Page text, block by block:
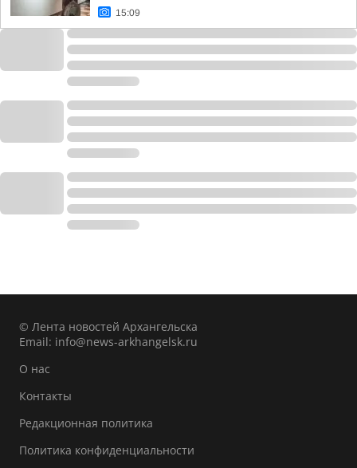
15:09
© Лента новостей Архангельска
Email: info@news-arkhangelsk.ru
О нас
Контакты
Редакционная политика
Политика конфиденциальности